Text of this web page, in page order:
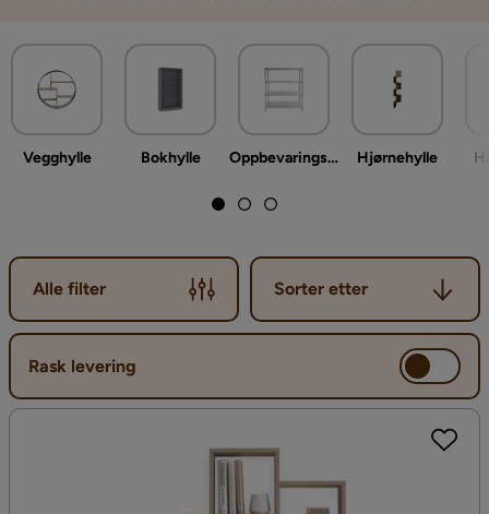
Vegghylle Bokhylle Oppbevaringshylle Hjørnehylle
Alle filter
Sorter etter
Sorter etter
Rask levering